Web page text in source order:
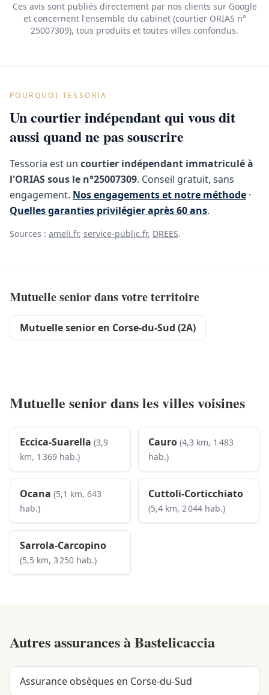
Ces avis sont publiés directement par nos clients sur Google
et concernent l'ensemble du cabinet (courtier ORIAS n°
25007309), tous produits et toutes villes confondus.
POURQUOI TESSORIA
Un courtier indépendant qui vous dit
aussi quand ne pas souscrire
Tessoria est un courtier indépendant immatriculé à
l'ORIAS sous le n°25007309. Conseil gratuit, sans
engagement. Nos engagements et notre méthode ·
Quelles garanties privilégier après 60 ans.
Sources : ameli.fr, service-public.fr, DREES.
Mutuelle senior dans votre territoire
Mutuelle senior en Corse-du-Sud (2A)
Mutuelle senior dans les villes voisines
Eccica-Suarella (3,9
km, 1 369 hab.)
Cauro (4,3 km, 1 483
hab.)
Ocana (5,1 km, 643
hab.)
Cuttoli-Corticchiato
(5,4 km, 2 044 hab.)
Sarrola-Carcopino
(5,5 km, 3 250 hab.)
Autres assurances àBastelicaccia
Assurance obsèques en Corse-du-Sud